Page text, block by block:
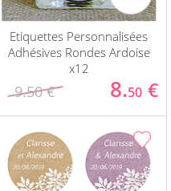
Etiquettes Personnalisées
Adhésives Rondes Ardoise
x12
9.50 € 8.50 €